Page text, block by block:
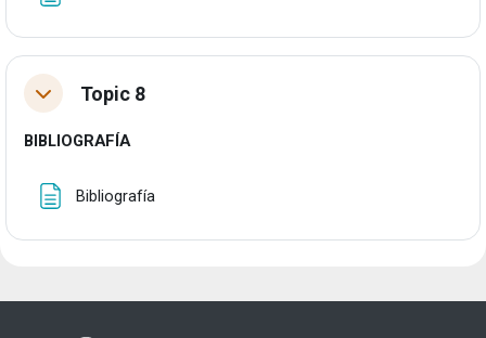
TolestuTopic 8
BIBLIOGRAFÍA
Bibliografía